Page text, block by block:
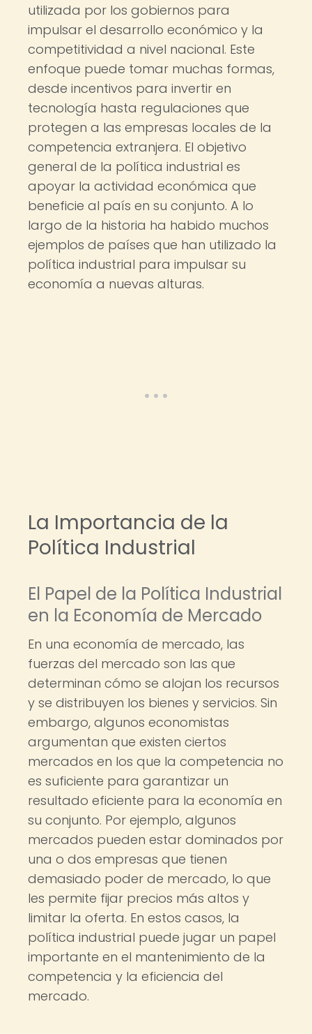
utilizada por los gobiernos para
impulsar el desarrollo económico y la
competitividad a nivel nacional. Este
enfoque puede tomar muchas formas,
desde incentivos para invertir en
tecnología hasta regulaciones que
protegen a las empresas locales de la
competencia extranjera. El objetivo
general de la política industrial es
apoyar la actividad económica que
beneficie al país en su conjunto. A lo
largo de la historia ha habido muchos
ejemplos de países que han utilizado la
política industrial para impulsar su
economía a nuevas alturas.
La Importancia de la
Política Industrial
El Papel de la Política Industrial
en la Economía de Mercado
En una economía de mercado, las
fuerzas del mercado son las que
determinan cómo se alojan los recursos
y se distribuyen los bienes y servicios. Sin
embargo, algunos economistas
argumentan que existen ciertos
mercados en los que la competencia no
es suficiente para garantizar un
resultado eficiente para la economía en
su conjunto. Por ejemplo, algunos
mercados pueden estar dominados por
una o dos empresas que tienen
demasiado poder de mercado, lo que
les permite fijar precios más altos y
limitar la oferta. En estos casos, la
política industrial puede jugar un papel
importante en el mantenimiento de la
competencia y la eficiencia del
mercado.